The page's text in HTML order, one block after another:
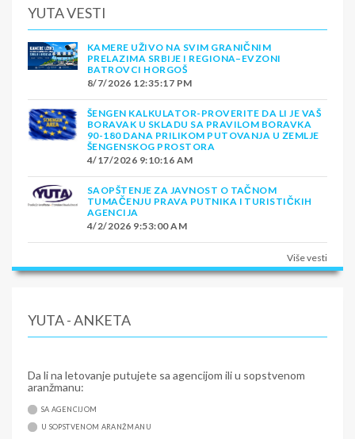
YUTA VESTI
KAMERE UŽIVO NA SVIM GRANIČNIM
PRELAZIMA SRBIJE I REGIONA–EVZONI
BATROVCI HORGOŠ
8/7/2026 12:35:17 PM
ŠENGEN KALKULATOR-PROVERITE DA LI JE VAŠ
BORAVAK U SKLADU SA PRAVILOM BORAVKA
90-180 DANA PRILIKOM PUTOVANJA U ZEMLJE
ŠENGENSKOG PROSTORA
4/17/2026 9:10:16 AM
SAOPŠTENJE ZA JAVNOST O TAČNOM
TUMAČENJU PRAVA PUTNIKA I TURISTIČKIH
AGENCIJA
4/2/2026 9:53:00 AM
Više vesti
YUTA - ANKETA
Da li na letovanje putujete sa agencijom ili u sopstvenom
aranžmanu:
SA AGENCIJOM
U SOPSTVENOM ARANŽMANU